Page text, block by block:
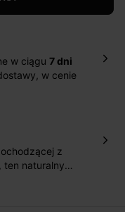
w ciągu 7 dni
w cenie
, a
z
ten naturalny